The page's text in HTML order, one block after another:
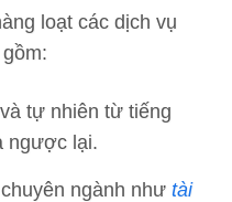
loạt các dịch vụ
tự nhiên từ tiếng
ngược lại.
ngành như tài